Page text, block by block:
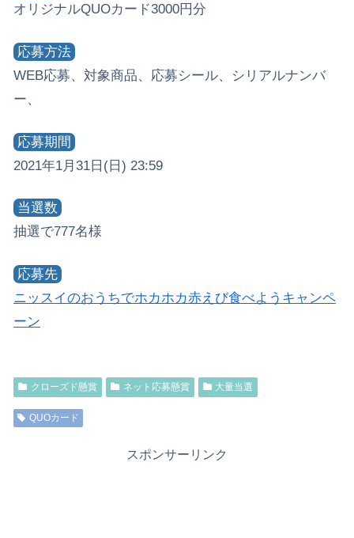
オリジナルQUOカード3000円分
応募方法
WEB応募、対象商品、応募シール、シリアルナンバ
ー、
応募期間
2021年1月31日(日) 23:59
当選数
抽選で777名様
応募先
ニッスイのおうちでホカホカ赤えび食べようキャンペ
ーン
クローズド懸賞 ネット応募懸賞 大量当選
QUOカード
スポンサーリンク